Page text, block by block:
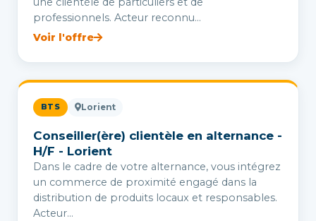
professionnels. Acteur reconnu...
Voir l'offre
BTS Lorient
Conseiller(ère) clientèle en alternance -
H/F - Lorient
Dans le cadre de votre alternance, vous intégrez
un commerce de proximité engagé dans la
distribution de produits locaux et responsables.
Acteur...